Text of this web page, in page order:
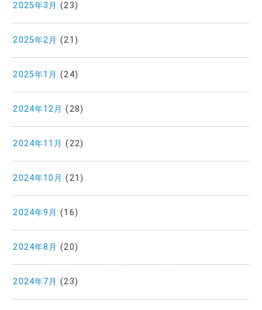
2025年3月 (23)
2025年2月 (21)
2025年1月 (24)
2024年12月 (28)
2024年11月 (22)
2024年10月 (21)
2024年9月 (16)
2024年8月 (20)
2024年7月 (23)